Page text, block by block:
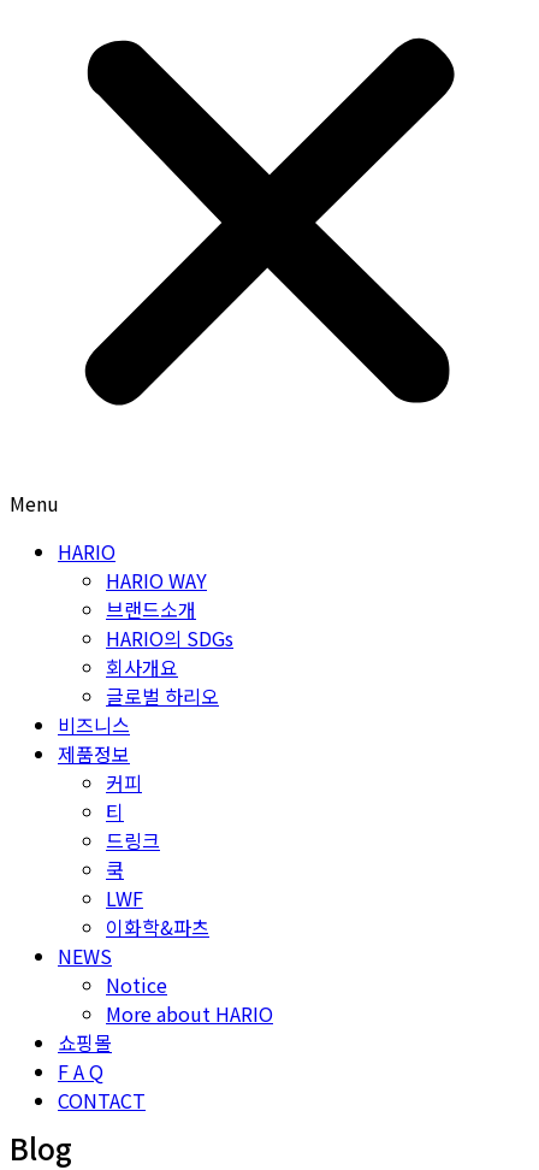
Menu
HARIO
HARIO WAY
브랜드소개
HARIO의 SDGs
회사개요
글로벌 하리오
비즈니스
제품정보
커피
티
드링크
쿡
LWF
이화학&파츠
NEWS
Notice
More about HARIO
쇼핑몰
F A Q
CONTACT
Blog